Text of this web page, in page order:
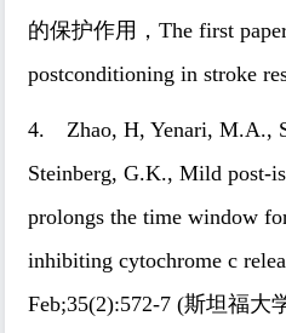
的保护作用，The first
postconditioning in stroke
4. Zhao, H, Yenari, M.A.,
Steinberg, G.K., Mild post-
prolongs the time window
inhibiting cytochrome c
Feb;35(2):572-7 (斯坦福